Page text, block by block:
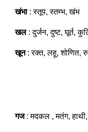
खंभा: स्तूप, स्तम्भ, खंभ
खल: दुर्जन, दुष्ट, घूर्त,
खून: रक्त, लहू, शोणित,
गज: मदकल , मतंग, हाथी,